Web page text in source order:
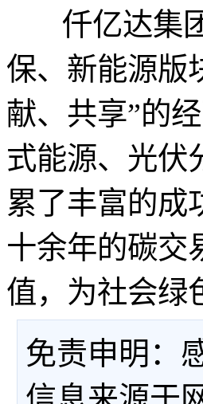
仟亿达集团(
保、新能源版
献、共享”的
式能源、光伏
累了丰富的成
十余年的碳交
值，为社会绿
免责申明：